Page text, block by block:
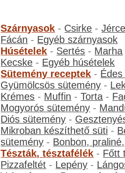
Szárnyasok - Csirke -
Fácán - Egyéb szárnyasok
Húsételek - Sertés - Marha
Kecske - Egyéb húsételek
Sütemény receptek -
Gyümölcsös sütemény -
Krémes - Muffin -Torta -
Mogyorós sütemény -
Diós sütemény -
Mikroban készíthető süti -
sütemény - Bonbon,
Tészták, tésztafélék - Főtt
Pizzafeltét - Lepény -